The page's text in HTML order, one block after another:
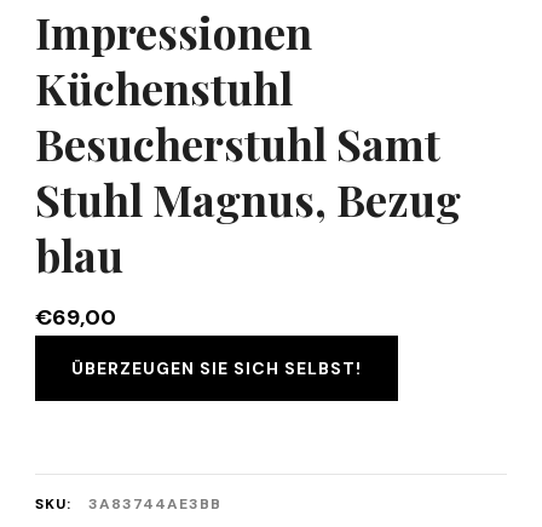
Impressionen
Küchenstuhl
Besucherstuhl Samt
Stuhl Magnus, Bezug
blau
€69,00
ÜBERZEUGEN SIE SICH SELBST!
SKU:
3A83744AE3BB